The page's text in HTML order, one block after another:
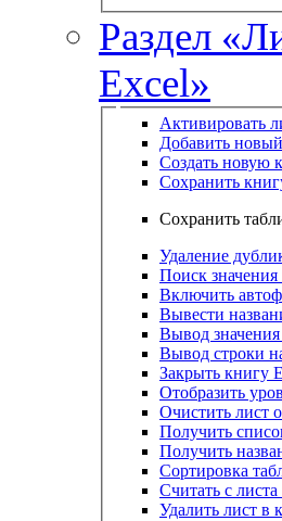
Раздел
Excel»
Активировать
Добавить
Создать новую
Сохранить
Сохранить
Удаление
Поиск значения
Включить
Вывести
Вывод
Вывод строки
Закрыть книгу
Отобразить
Очистить лист
Получить
Получить
Сортировка
Считать с
Удалить лист в